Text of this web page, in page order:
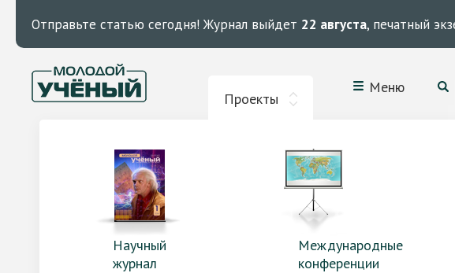
Отправьте статью сегодня! Журнал выйдет 22 августа, печатный
Проекты
Меню
Научный
журнал
Международные
конференции